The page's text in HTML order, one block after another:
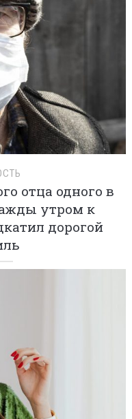
отца одного в
утром к
дорогой